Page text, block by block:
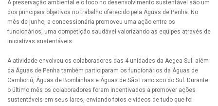
A preservação ambiental e o foco no desenvolvimento sustentável são um
dos principais objetivos no trabalho oferecido pela Águas de Penha. No
mês de junho, a concessionária promoveu uma ação entre os
funcionários, uma competição saudável valorizando as equipes através de
iniciativas sustentáveis.
A atividade envolveu os colaboradores das 4 unidades da Aegea Sul: além
da Águas de Penha também participaram os funcionários da Águas de
Camboriú, Águas de Bombinhas e Águas de São Francisco do Sul. Durante
o último mês os colaboradores foram incentivados a promover ações
sustentáveis em seus lares, enviando fotos e vídeos de tudo que foi